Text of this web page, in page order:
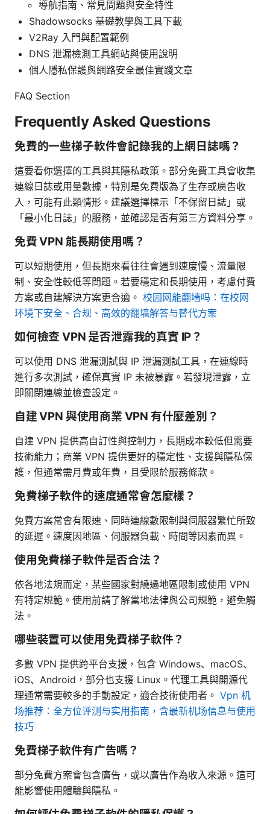
導航指南、常見問題與安全特性
Shadowsocks 基礎教學與工具下載
V2Ray 入門與配置範例
DNS 泄漏檢測工具網站與使用說明
個人隱私保護與網路安全最佳實踐文章
FAQ Section
Frequently Asked Questions
免費的一些梯子軟件會記錄我的上網日誌嗎？
這要看你選擇的工具與其隱私政策。部分免費工具會收集
連線日誌或用量數據，特別是免費版為了生存或廣告收
入，可能有此類情形。建議選擇標示「不保留日誌」或
「最小化日誌」的服務，並確認是否有第三方資料分享。
免費 VPN 能長期使用嗎？
可以短期使用，但長期來看往往會遇到速度慢、流量限
制、安全性較低等問題。若要穩定和長期使用，考慮付費
方案或自建解決方案更合適。 校园网能翻墙吗：在校网
环境下安全、合规、高效的翻墙解答与替代方案
如何檢查 VPN 是否泄露我的真實 IP？
可以使用 DNS 泄漏測試與 IP 泄漏測試工具，在連線時
進行多次測試，確保真實 IP 未被暴露。若發現泄露，立
即關閉連線並檢查設定。
自建 VPN 與使用商業 VPN 有什麼差別？
自建 VPN 提供高自訂性與控制力，長期成本較低但需要
技術能力；商業 VPN 提供更好的穩定性、支援與隱私保
護，但通常需月費或年費，且受限於服務條款。
免費梯子軟件的速度通常會怎麼樣？
免費方案常會有限速、同時連線數限制與伺服器繁忙所致
的延遲。速度因地區、伺服器負載、時間等因素而異。
使用免費梯子軟件是否合法？
依各地法規而定，某些國家對繞過地區限制或使用 VPN
有特定規範。使用前請了解當地法律與公司規範，避免觸
法。
哪些裝置可以使用免費梯子軟件？
多數 VPN 提供跨平台支援，包含 Windows、macOS、
iOS、Android，部分也支援 Linux。代理工具與開源代
理通常需要較多的手動設定，適合技術使用者。 Vpn 机
场推荐：全方位评测与实用指南，含最新机场信息与使用
技巧
免費梯子軟件有广告嗎？
部分免費方案會包含廣告，或以廣告作為收入來源。這可
能影響使用體驗與隱私。